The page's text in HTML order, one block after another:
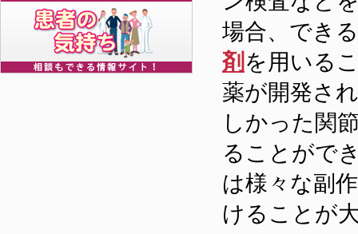
場合、でき
剤 を用いる
薬が開発さ
しかった関
ることがで
は様々な副
けることが